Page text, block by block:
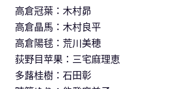
高倉冠葉：木村昴
高倉晶馬：木村良平
高倉陽毬：荒川美穂
荻野目苹果：三宅麻理恵
多蕗桂樹：石田彰